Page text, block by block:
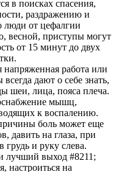
в поисках спасения,
раздражению и
от цефалгии
весной, приступы могут
от 15 минут до двух
работа или
дают о себе знать,
шеи, лица, пояса плеча.
мышц,
к воспалению.
боль может еще
давить на глаза, при
грудь и руку слева.
лучший выход #8211;
настроиться на